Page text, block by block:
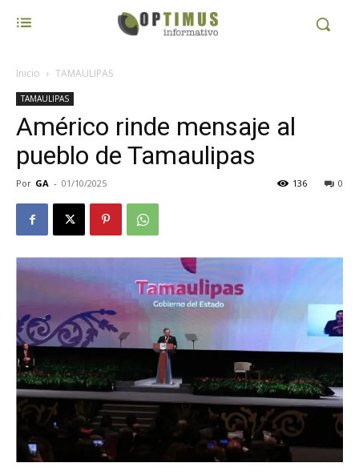
Inicio TAMAULIPAS
TAMAULIPAS
Américo rinde mensaje al
pueblo de Tamaulipas
Por GA - 01/10/2025 0
136